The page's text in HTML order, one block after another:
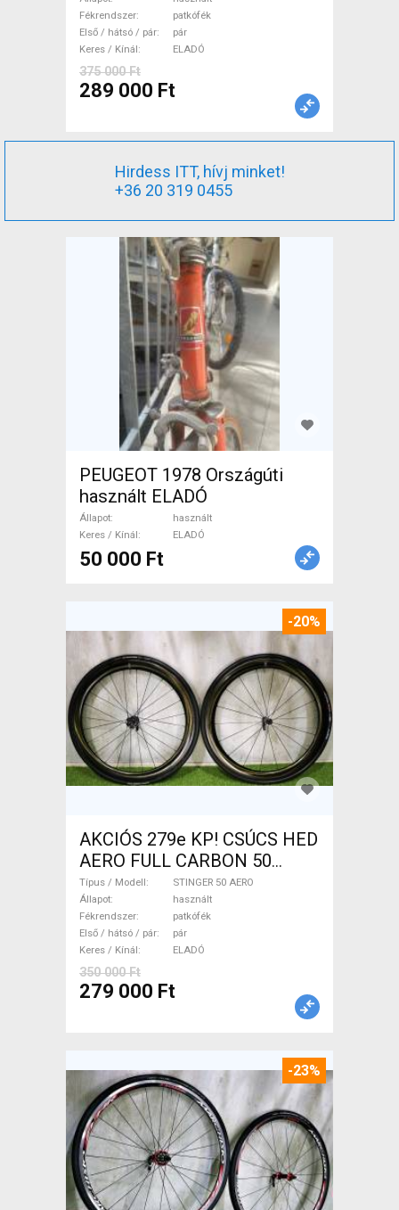
Országúti / Gravel / Triatlon
Alkatrész, Országúti Kerék /
Felni / Gumi használt ELADÓ
Fékrendszer
patkófék
Első / hátsó / pár
pár
Keres / Kínál
ELADÓ
375 000 Ft
289 000 Ft
Hirdess ITT, hívj minket!
+36 20 319 0455
PEUGEOT 1978 Országúti
használt ELADÓ
Állapot
használt
Keres / Kínál
ELADÓ
50 000 Ft
-20%
AKCIÓS 279e KP! CSÚCS HED
AERO FULL CARBON 50
carbon agyas kerékszett
STINGER 50 AERO Országúti
/ Gravel / Triatlon Alkatrész,
Országúti Kerék / Felni / Gumi
használt ELADÓ
Típus / Modell
STINGER 50 AERO
Állapot
használt
Fékrendszer
patkófék
Első / hátsó / pár
pár
Keres / Kínál
ELADÓ
350 000 Ft
279 000 Ft
-23%